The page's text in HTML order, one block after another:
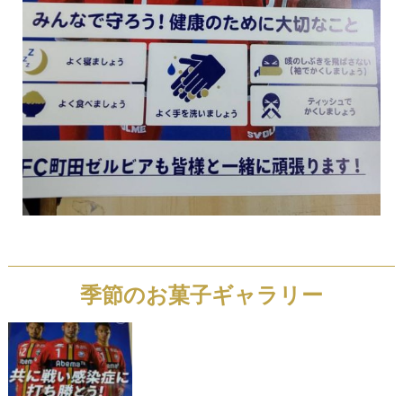
季節のお菓子ギャラリー